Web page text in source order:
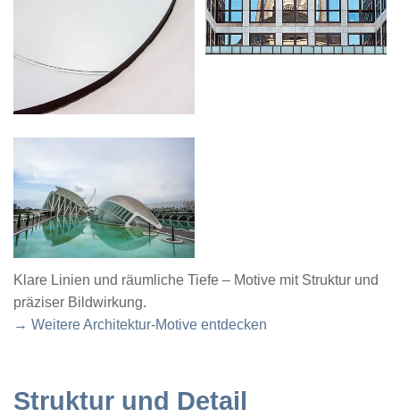
Klare Linien und räumliche Tiefe – Motive mit Struktur und
präziser Bildwirkung.
→ Weitere Architektur-Motive entdecken
Struktur und Detail